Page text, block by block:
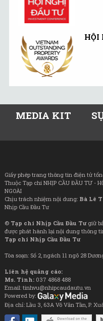
HỘI
MEDIA KIT
Giấy phép trang thông tin điện tử
Thuộc Tạp chí NHỊP CẦU ĐẦU TƯ -
NGOÀI
Chịu trách nhiệm nội dung: Bà Lê
Nhịp Cầu Đầu Tư
© Tạp chí Nhịp Cầu Đầu Tưgiữ
được phát hành lại nội dung thông
Tạp chí Nhịp Cầu Đầu Tư
Tòa soạn: Số 2, ngách 11 ngõ 28
Liên hệ quảng cáo:
Ms. Tình: 037 4868 488
Email: tinhvu@nhipcaudautu.vn
Powered by:
Địa chỉ: Lầu 3, 63A Võ Văn Tần, P.